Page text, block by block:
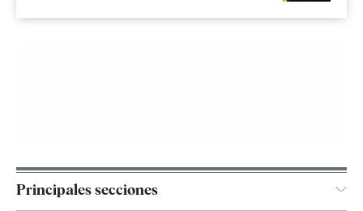
Principales secciones